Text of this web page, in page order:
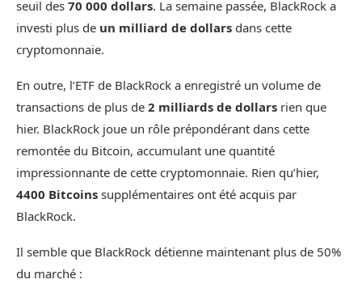
seuil des 70 000 dollars. La semaine passée, BlackRock a
investi plus de un milliard de dollars dans cette
cryptomonnaie.
En outre, l’ETF de BlackRock a enregistré un volume de
transactions de plus de 2 milliards de dollars rien que
hier. BlackRock joue un rôle prépondérant dans cette
remontée du Bitcoin, accumulant une quantité
impressionnante de cette cryptomonnaie. Rien qu’hier,
4400 Bitcoins supplémentaires ont été acquis par
BlackRock.
Il semble que BlackRock détienne maintenant plus de 50%
du marché :